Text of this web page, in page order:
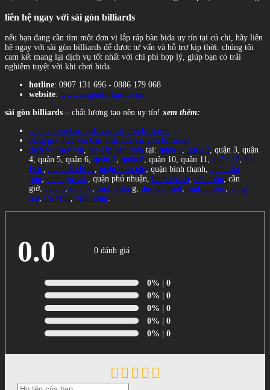
liên hệ ngay với sài gòn billiards
nếu bạn đang cần tìm một đơn vị lắp ráp bàn bida uy tín tại củ chi, hãy liên
hệ ngay với sài gòn billiards để được tư vấn và hỗ trợ kịp thời. chúng tôi
cam kết mang lại dịch vụ tốt nhất với chi phí hợp lý, giúp bạn có trải
nghiệm tuyệt vời khi chơi bida.
hotline: 0907 131 696 - 0886 179 068
website: www.saigonbilliards.com
sài gòn billiards – chất lượng tạo nên uy tín! xem thêm:
các loại vải bàn bida của sài gòn billiards
bảng giá thay vải bàn bida của sài gòn billiards
dịch vụ thay vải, lắp ráp bàn bida tại: quận 1, quận 2, quận 3, quận
4, quận 5, quận 6, quận 7, quận 8, quận 10, quận 11, quận 12, thủ
Đức, quận tân bình, quận bình tân, quận bình thạnh, quận tân
phú, quận gò vấp, quận phú nhuận, bình chánh, hóc môn, cần
giờ, củ chi, nhà bè, bình dương, thủ dầu một, bình phước, vũng
tàu, trà vinh, vĩnh long.
0.0 0 đánh giá
0% | 0
0% | 0
0% | 0
0% | 0
0% | 0